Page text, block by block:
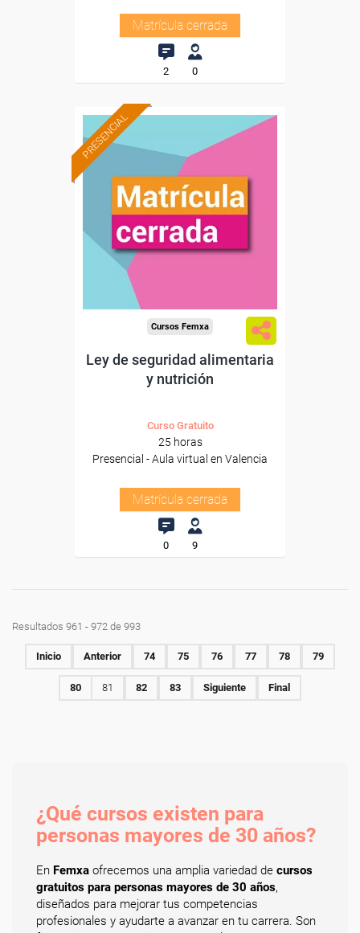
Matrícula cerrada
2 0
PRESENCIAL
Cursos Femxa
Ley de seguridad alimentaria
y nutrición
Curso Gratuito
25 horas
Presencial - Aula virtual en Valencia
Matrícula cerrada
0 9
Resultados 961 - 972 de 993
Inicio Anterior 74 75 76 77 78 79
80 81 82 83 Siguiente Final
¿Qué cursos existen para
personas mayores de 30 años?
En Femxa ofrecemos una amplia variedad de cursos
gratuitos para personas mayores de 30 años,
diseñados para mejorar tus competencias
profesionales y ayudarte a avanzar en tu carrera. Son